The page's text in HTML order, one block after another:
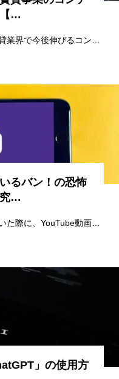
【…
るバン！の恐怖
究…
」の使用方